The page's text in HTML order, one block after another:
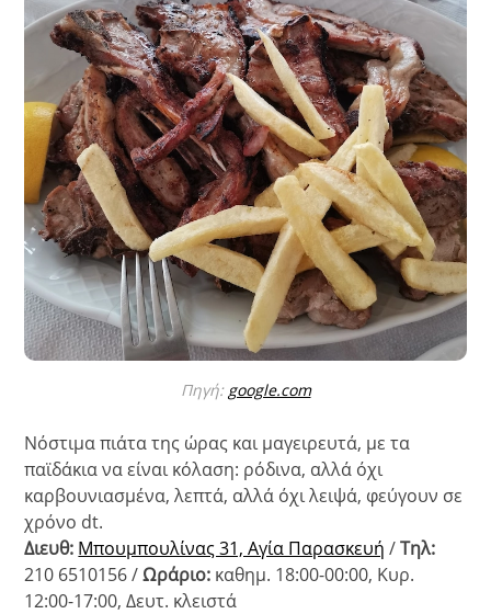
Πηγή: google.com
Νόστιμα πιάτα της ώρας και μαγειρευτά, με τα
παϊδάκια να είναι κόλαση: ρόδινα, αλλά όχι
καρβουνιασμένα, λεπτά, αλλά όχι λειψά, φεύγουν σε
χρόνο dt.
Διευθ: Μπουμπουλίνας 31, Αγία Παρασκευή /Τηλ:
210 6510156 /Ωράριο: καθημ. 18:00-00:00, Κυρ.
12:00-17:00, Δευτ. κλειστά